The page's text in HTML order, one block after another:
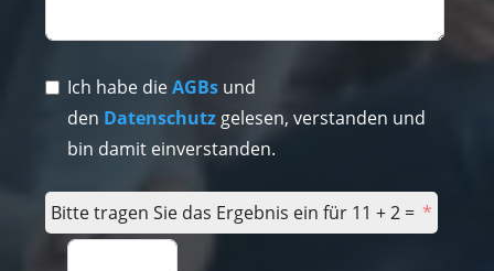
Ich habe dieAGBs und
den Datenschutzgelesen, verstanden und
bin damit einverstanden.
Bitte tragen Sie das Ergebnis ein für 11 + 2 =